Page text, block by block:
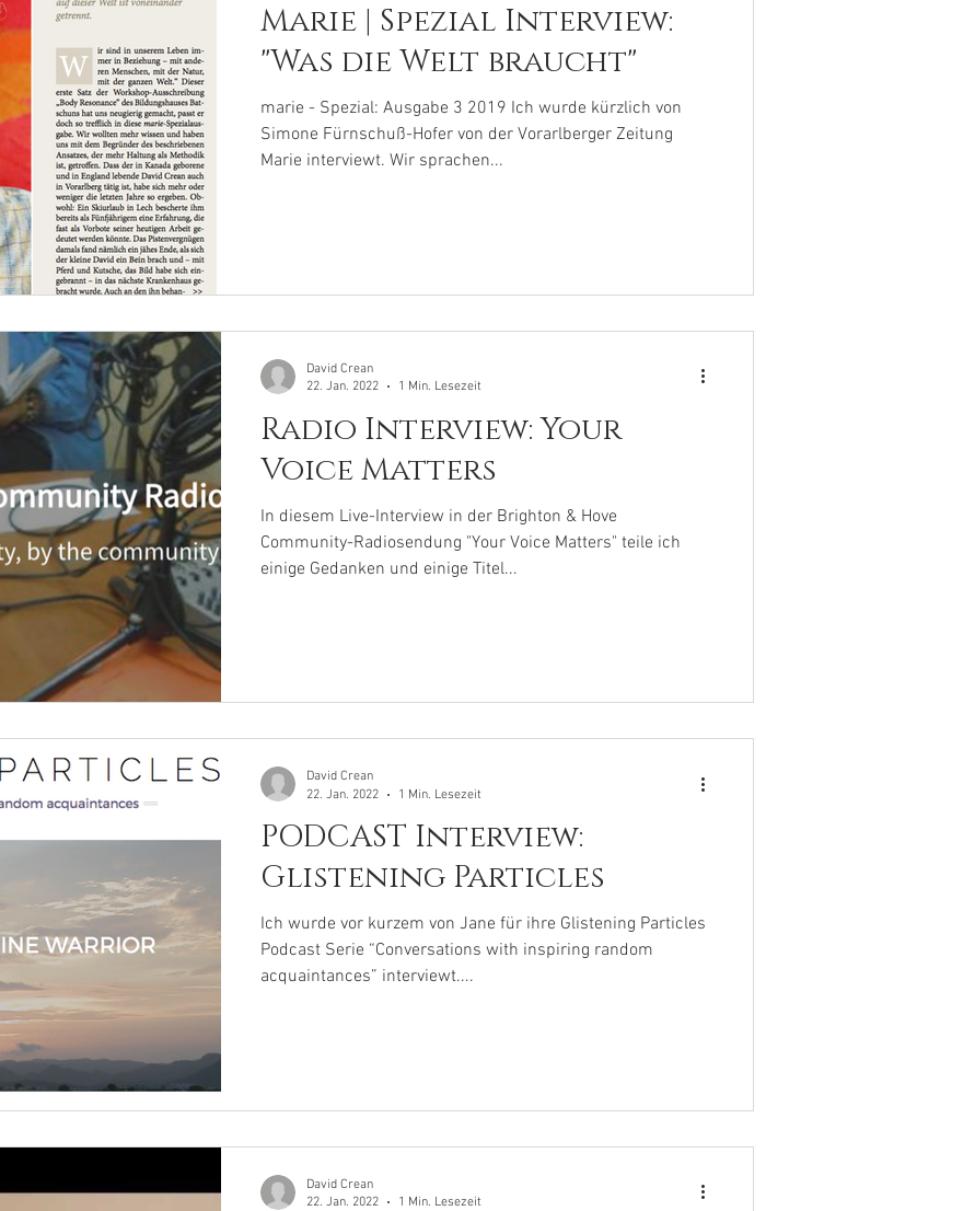
Marie | Spezial Interview:
"Was die Welt braucht"
marie - Spezial: Ausgabe 3 2019 Ich wurde kürzlich von
Simone Fürnschuß-Hofer von der Vorarlberger Zeitung
Marie interviewt. Wir sprachen...
Radio Interview: Your
Voice Matters
In diesem Live-Interview in der Brighton & Hove
Community-Radiosendung "Your Voice Matters" teile ich
einige Gedanken und einige Titel...
David Crean
22. Jan. 2022
1 Min. Lesezeit
PODCAST Interview:
Glistening Particles
Ich wurde vor kurzem von Jane für ihre Glistening Particles
Podcast Serie “Conversations with inspiring random
acquaintances” interviewt....
David Crean
22. Jan. 2022
1 Min. Lesezeit
David Crean
22. Jan. 2022
1 Min. Lesezeit